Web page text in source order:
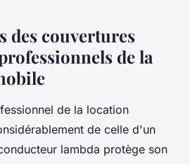
des couvertures
de la
de la location
de celle d'un
lambda protège son